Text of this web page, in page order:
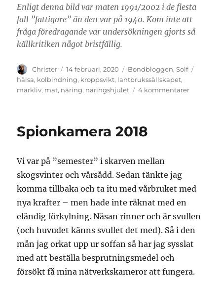
Enligt denna bild var maten 1991/2002 i de flesta
fall ”fattigare” än den var på 1940. Kom inte att
fråga föredragande var undersökningen gjorts så
källkritiken något bristfällig.
Författare
Christer
Publicerat
den
14 februari, 2020 Kategorier
Bondbloggen,Solf
hälsa, kolbindning, kroppsvikt, lantbrukssällskapet,
markliv, mat, näring, näringshjulet 4 kommentarertill
Spionkamera 2018
Vi var på ”semester” i skarven mellan
skogsvinter och vårsådd. Sedan tänkte jag
komma tillbaka och ta itu med vårbruket med
nya krafter – men hade inte räknat med en
eländig förkylning. Näsan rinner och är svullen
(och huvudet känns svullet det med). Så i den
mån jag orkat upp ur soffan så har jag sysslat
med att beställa besprutningsmedel och
försökt få mina nätverkskameror att fungera.